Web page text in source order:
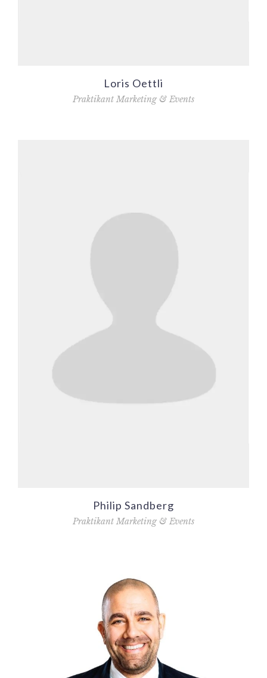
Loris Oettli
Praktikant Marketing & Events
Philip Sandberg
Praktikant Marketing & Events